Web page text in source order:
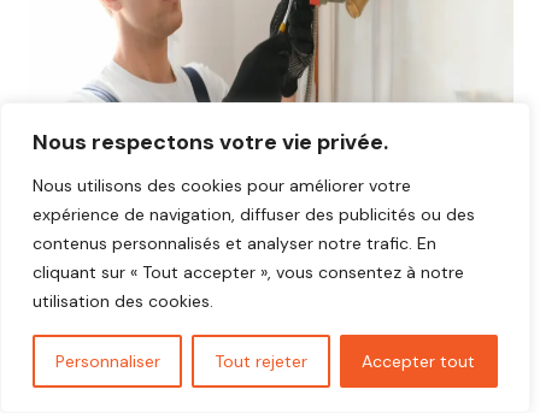
Nous respectons votre vie privée.
Nous utilisons des cookies pour améliorer votre
expérience de navigation, diffuser des publicités ou des
contenus personnalisés et analyser notre trafic. En
cliquant sur « Tout accepter », vous consentez à notre
utilisation des cookies.
Personnaliser Tout rejeter Accepter tout
Avis plombier Beuzeville 27210
Vous cherchez un plombier fiable et réactif dans